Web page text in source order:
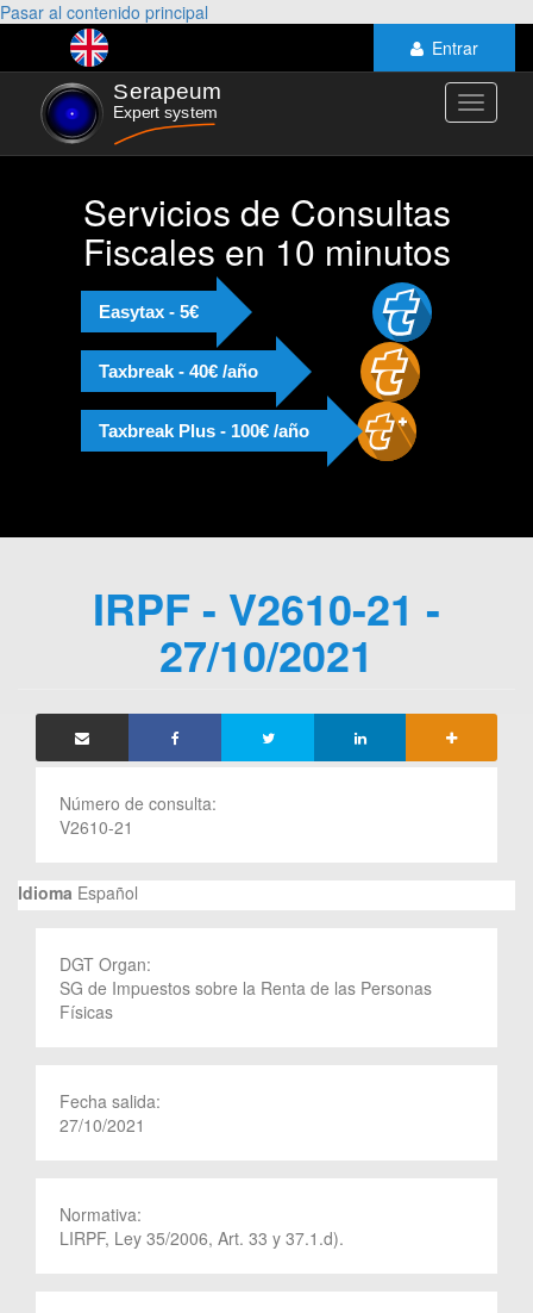
Pasar al contenido principal
Entrar
Toggle
Servicios de Consultas
Fiscales en 10 minutos
Easytax - 5€
Taxbreak - 40€ /año
Taxbreak Plus - 100€ /año
IRPF - V2610-21 -
27/10/2021
Número de consulta:
V2610-21
Idioma Español
DGT Organ:
SG de Impuestos sobre la Renta de las Personas
Físicas
Fecha salida:
27/10/2021
Normativa:
LIRPF, Ley 35/2006, Art. 33 y 37.1.d).